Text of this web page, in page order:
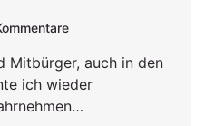
Mitbürger, auch in den
ich wieder